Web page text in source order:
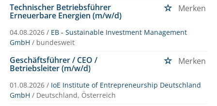
Technischer Betriebsführer
Erneuerbare Energien (m/w/d)
Merken
04.08.2026 / EB - Sustainable Investment Management
GmbH / bundesweit
Geschäftsführer / CEO /
Betriebsleiter (m/w/d)
Merken
01.08.2026 / IoE Institute of Entrepreneurship Deutschland
GmbH / Deutschland, Österreich